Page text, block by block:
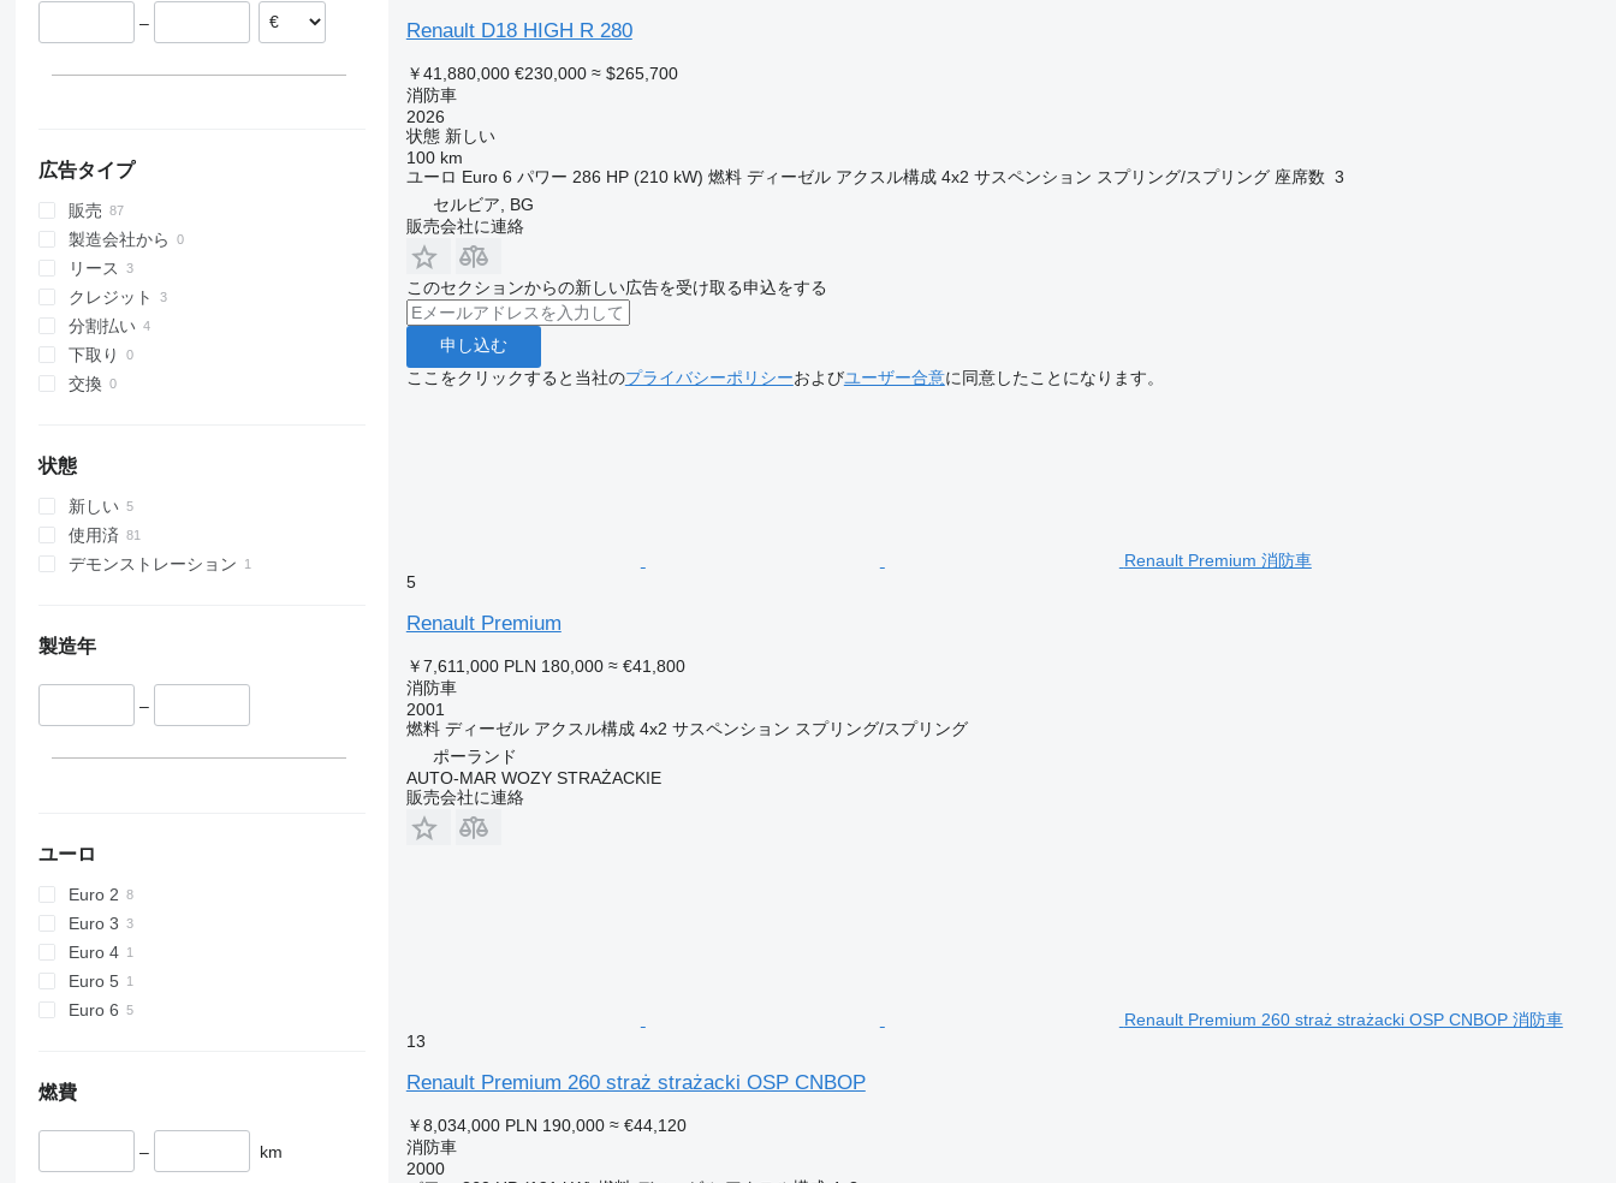
ベルギー
–
広告タイプ
販売
製造会社から
リース
クレジット
分割払い
下取り
交換
状態
新しい
使用済
デモンストレーション
製造年
–
ユーロ
Euro 2
Euro 3
Euro 4
Euro 5
Euro 6
燃費
– km
Renault D18 HIGH R 280
￥41,880,000 €230,000 ≈ $265,700
消防車
2026
状態新しい
100 km
ユーロ Euro 6 パワー 286 HP (210 kW) 燃料 ディーゼル アクスル構成 4x2 サスペンション スプリング/スプリング 座席数 3
セルビア, BG
販売会社に連絡
このセクションからの新しい広告を受け取る申込をする
申し込む
ここをクリックすると当社のプライバシーポリシーおよびユーザー合意に同意したことになります。
Renault Premium 消防車
5
Renault Premium
￥7,611,000 PLN 180,000 ≈ €41,800
消防車
2001
燃料 ディーゼル アクスル構成 4x2 サスペンション スプリング/スプリング
ポーランド
AUTO-MAR WOZY STRAŻACKIE
販売会社に連絡
Renault Premium 260 straż strażacki OSP CNBOP 消防車
13
Renault Premium 260 straż strażacki OSP CNBOP
￥8,034,000 PLN 190,000 ≈ €44,120
消防車
2000